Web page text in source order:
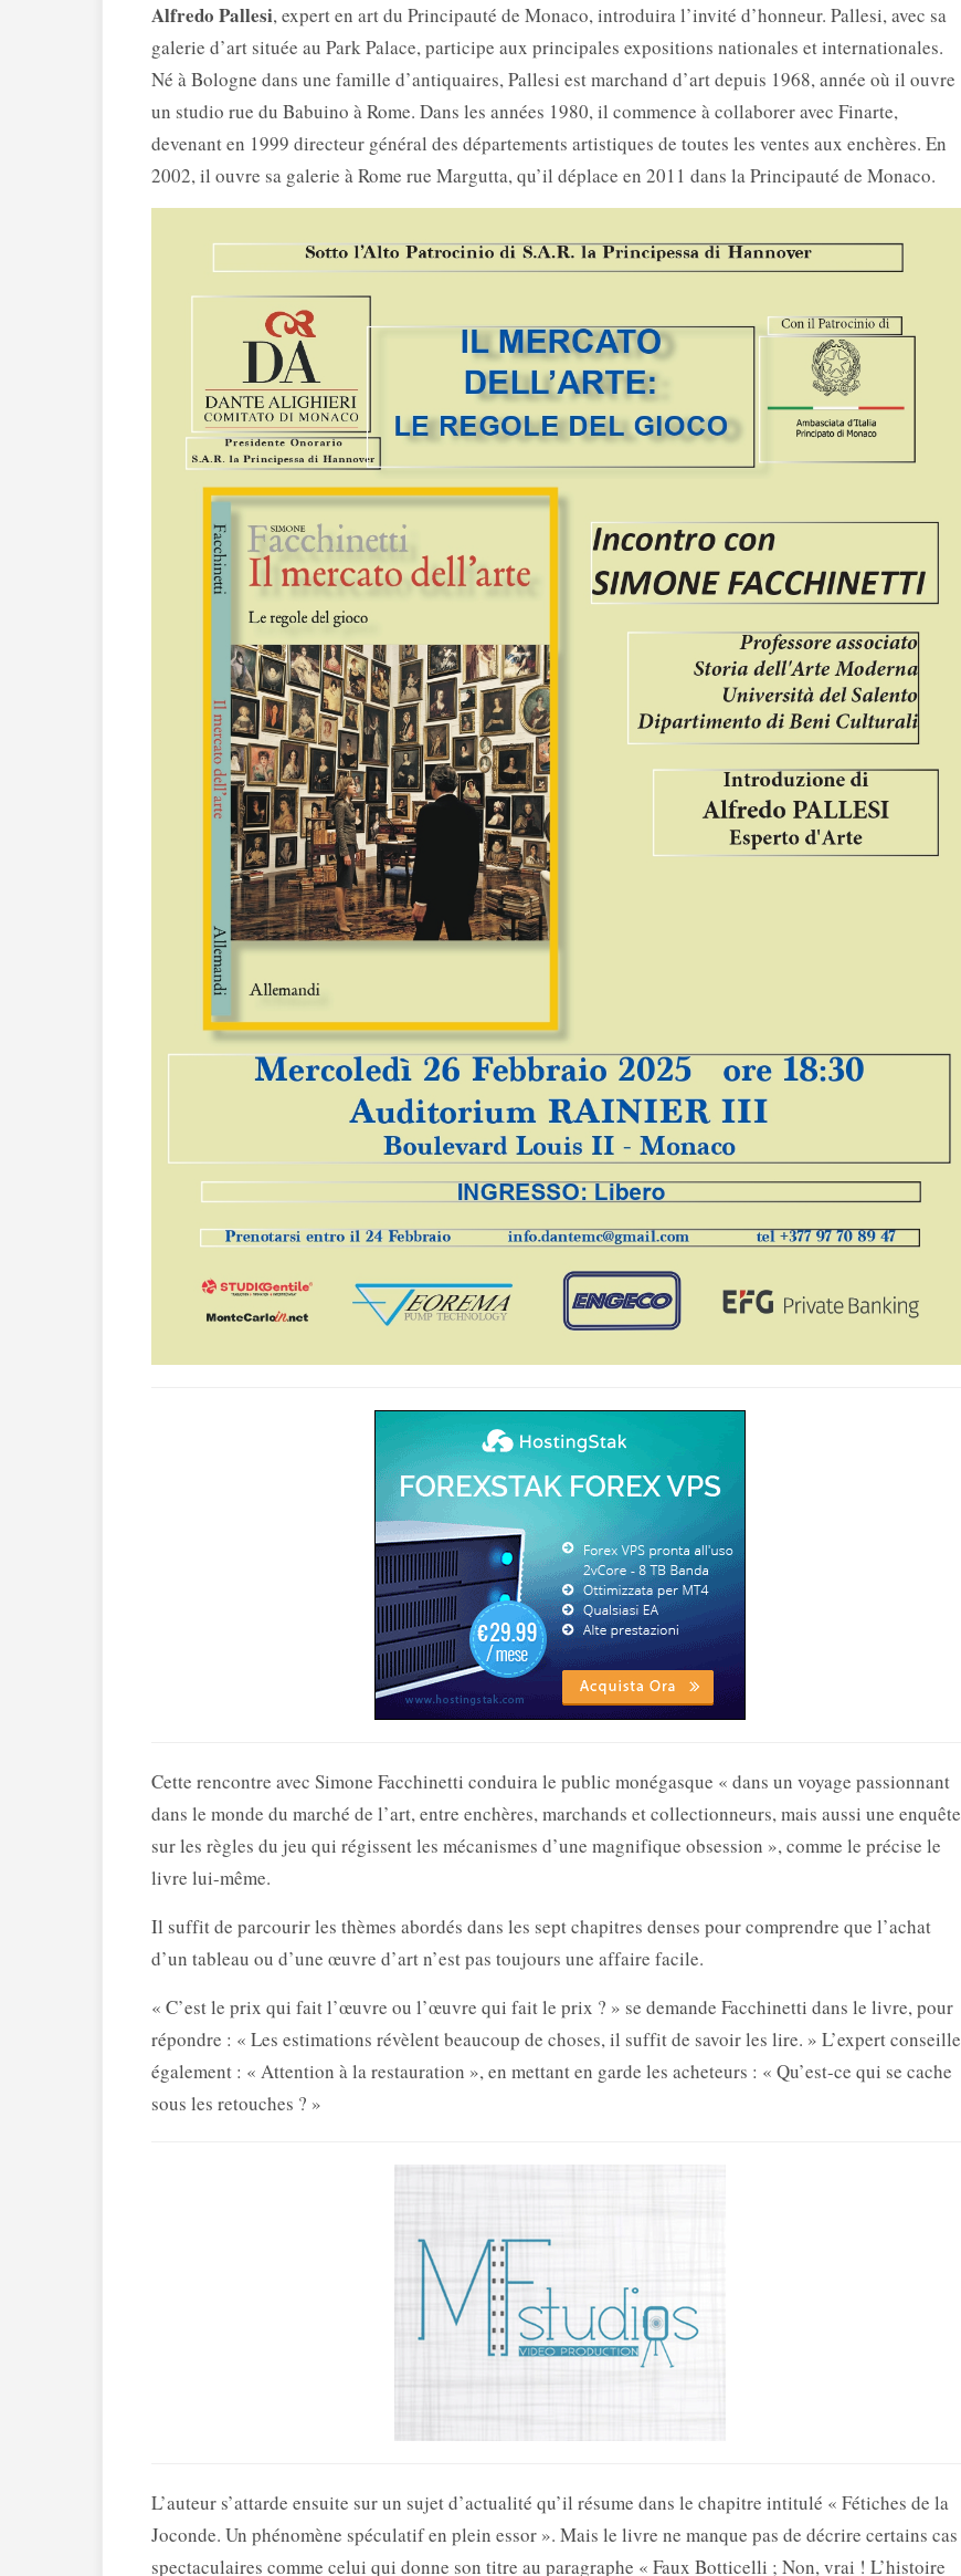
Alfredo Pallesi, expert en art du Principauté de Monaco, introduira l’invité d’honneur. Pallesi, avec sa
galerie d’art située au Park Palace, participe aux principales expositions nationales et internationales.
Né à Bologne dans une famille d’antiquaires, Pallesi est marchand d’art depuis 1968, année où il ouvre
un studio rue du Babuino à Rome. Dans les années 1980, il commence à collaborer avec Finarte,
devenant en 1999 directeur général des départements artistiques de toutes les ventes aux enchères. En
2002, il ouvre sa galerie à Rome rue Margutta, qu’il déplace en 2011 dans la Principauté de Monaco.
Cette rencontre avec Simone Facchinetti conduira le public monégasque « dans un voyage passionnant
dans le monde du marché de l’art, entre enchères, marchands et collectionneurs, mais aussi une enquête
sur les règles du jeu qui régissent les mécanismes d’une magnifique obsession », comme le précise le
livre lui-même.
Il suffit de parcourir les thèmes abordés dans les sept chapitres denses pour comprendre que l’achat
d’un tableau ou d’une œuvre d’art n’est pas toujours une affaire facile.
« C’est le prix qui fait l’œuvre ou l’œuvre qui fait le prix ? » se demande Facchinetti dans le livre, pour
répondre : « Les estimations révèlent beaucoup de choses, il suffit de savoir les lire. » L’expert conseille
également : « Attention à la restauration », en mettant en garde les acheteurs : « Qu’est-ce qui se cache
sous les retouches ? »
L’auteur s’attarde ensuite sur un sujet d’actualité qu’il résume dans le chapitre intitulé « Fétiches de la
Joconde. Un phénomène spéculatif en plein essor ». Mais le livre ne manque pas de décrire certains cas
spectaculaires comme celui qui donne son titre au paragraphe « Faux Botticelli ; Non, vrai ! L’histoire